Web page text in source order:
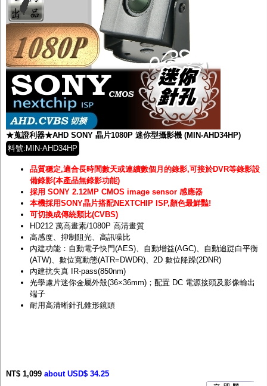
★蒐證利器★AHD SONY 晶片1080P 迷你型攝影機 (MIN-AHD34HP)
料號:MIN-AHD34HP
品質穩定,適合長時間數天或連續數個月的錄影,可接於DVR等錄影設
備錄影(本產品無錄影功能)
採用 SONY 2.12MP CMOS image sensor 感應器
本機採用SONY晶片搭配NEXTCHIP ISP,顏色最鮮豔!
可切換成傳統類比(CVBS)
HD212 萬高畫素/1080P 高清畫質
高感度、抑制阻光、高訊噪比
內建功能：自動電子快門(AES)、自動增益(AGC)、自動追踨白平衡
(ATW)、數位寬動態(ATR=DWDR)、2D 數位降躁(2DNR)
內建抗失真 IR-pass(850nm)
光學濾片迷你金屬外殼(36×36mm)；配置 DC 電源接頭及影像輸出
端子
耐用高清晰針孔錐形鏡頭
NT$ 1,099 about USD$ 34.25